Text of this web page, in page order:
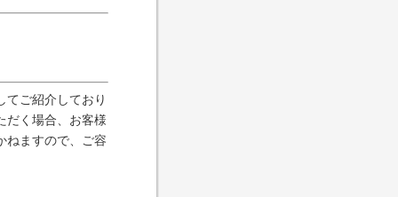
ご紹介しており
だく場合、お客様
ねますので、ご容